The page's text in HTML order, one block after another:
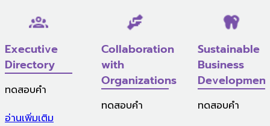
Executive
Directory
ทดสอบคำ
อ่านเพิ่มเติม
Collaboration
with
Organizations
ทดสอบคำ
Sustainable
Business
Development
ทดสอบคำ